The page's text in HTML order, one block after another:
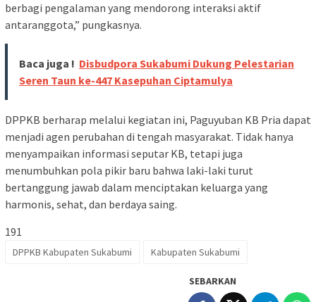
berbagi pengalaman yang mendorong interaksi aktif
antaranggota,” pungkasnya.
Baca juga ! Disbudpora Sukabumi Dukung Pelestarian
Seren Taun ke-447 Kasepuhan Ciptamulya
DPPKB berharap melalui kegiatan ini, Paguyuban KB Pria dapat
menjadi agen perubahan di tengah masyarakat. Tidak hanya
menyampaikan informasi seputar KB, tetapi juga
menumbuhkan pola pikir baru bahwa laki-laki turut
bertanggung jawab dalam menciptakan keluarga yang
harmonis, sehat, dan berdaya saing.
191
DPPKB Kabupaten Sukabumi Kabupaten Sukabumi
SEBARKAN